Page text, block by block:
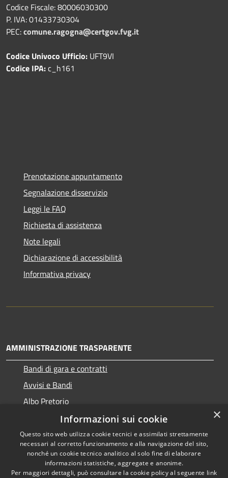
Codice Fiscale: 80006030300
P. IVA: 01433730304
PEC:comune.ragogna@certgov.fvg.it
Codice Univoco Ufficio: UFT9VI
Codice IPA:c_h161
Prenotazione appuntamento
Segnalazione disservizio
Leggi le FAQ
Richiesta di assistenza
Note legali
Dichiarazione di accessibilità
Informativa privacy
AMMINISTRAZIONE TRASPARENTE
Bandi di gara e contratti
Avvisi e Bandi
Albo Pretorio
Accessibilità
Copyright © 2026 • Comune di
Ragogna • Powered by
×
Informazioni sui cookie
Questo sito web utilizza cookie tecnici e assimilati strettamente
necessari al corretto funzionamento e alla navigazione del sito,
nonché un cookie tecnico analitico al solo fine di elaborare
informazioni statistiche, aggregate e anonime.
Per maggiori dettagli, può consultare la cookie policy al seguente link